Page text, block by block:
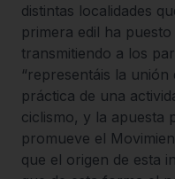
distintas localidades
primera edil ha
transmitiendo a los
“representáis la
práctica de una
ciclismo, y la apuesta
promueve el
que el origen de esta